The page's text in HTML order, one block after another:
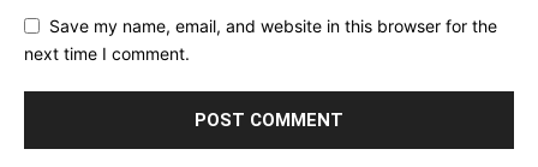
Save my name, email, and website in this browser for the
next time I comment.